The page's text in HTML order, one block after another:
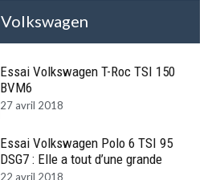
Volkswagen
Essai Volkswagen T-Roc TSI 150
BVM6
27 avril 2018
Essai Volkswagen Polo 6 TSI 95
DSG7 : Elle a tout d’une grande
22 avril 2018